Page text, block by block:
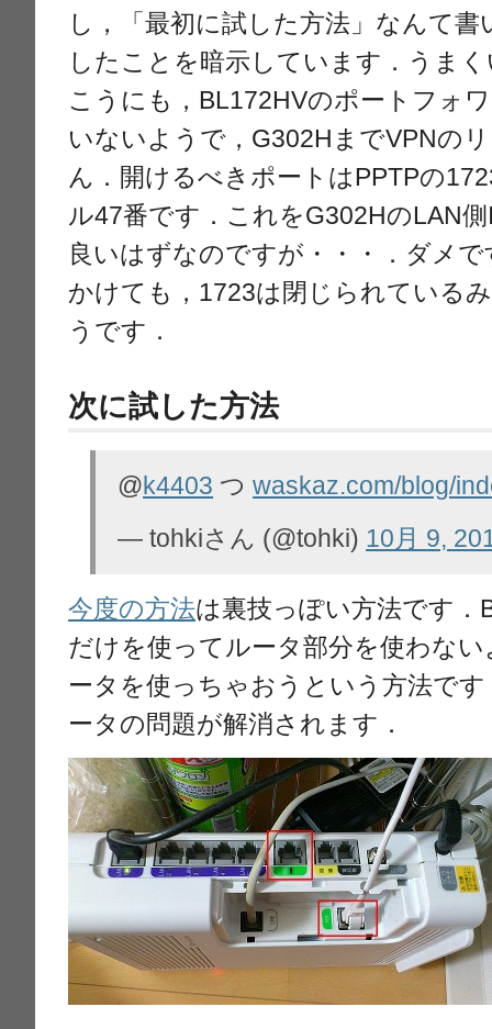
し，「最初に試した方法」なんて
したことを暗示しています．うま
こうにも，BL172HVのポートフォ
いないようで，G302HまでVPNの
ん．開けるべきポートはPPTPの
ル47番です．これをG302HのLAN
良いはずなのですが・・・．ダメ
かけても，1723は閉じられている
うです．
次に試した方法
@k4403 つwaskaz.com/blog/
— tohkiさん (@tohki) 10月 9,
今度の方法は裏技っぽい方法です．
だけを使ってルータ部分を使わな
ータを使っちゃおうという方法で
ータの問題が解消されます．